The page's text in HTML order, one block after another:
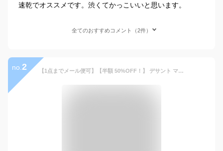
速乾でオススメです。渋くてかっこいいと思います。
全てのおすすめコメント（2件）
no. 2 【1点までメール便可】【半額 50%OFF！】 デサント マンシングウェア 【Munsingwear】 ゴルフ GOLF ヒートナビ ポンチモチーフ ポロシャツ 長袖シャツ MGMQJB18 2020秋冬 (メンズ/長袖ポロシャツ/ゴルフウェア/蓄熱保温/父の日ギフト/男性用プレゼント)